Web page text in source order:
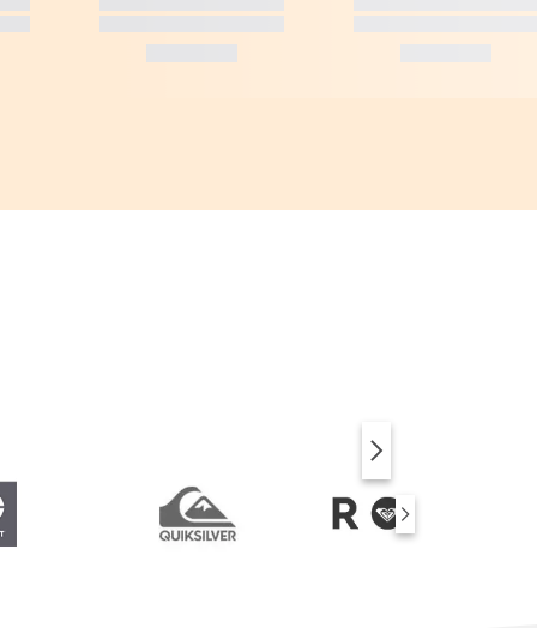
SUP & ACCESSOIRES